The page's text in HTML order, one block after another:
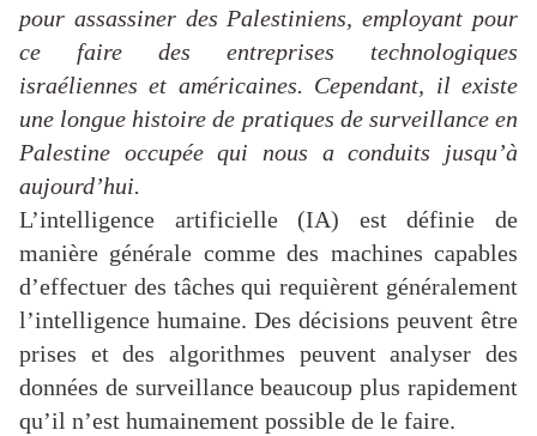
pour assassiner des Palestiniens, employant pour
ce faire des entreprises technologiques
israéliennes et américaines. Cependant, il existe
une longue histoire de pratiques de surveillance en
Palestine occupée qui nous a conduits jusqu’à
aujourd’hui.
L’intelligence artificielle (IA) est définie de
manière générale comme des machines capables
d’effectuer des tâches qui requièrent généralement
l’intelligence humaine. Des décisions peuvent être
prises et des algorithmes peuvent analyser des
données de surveillance beaucoup plus rapidement
qu’il n’est humainement possible de le faire.